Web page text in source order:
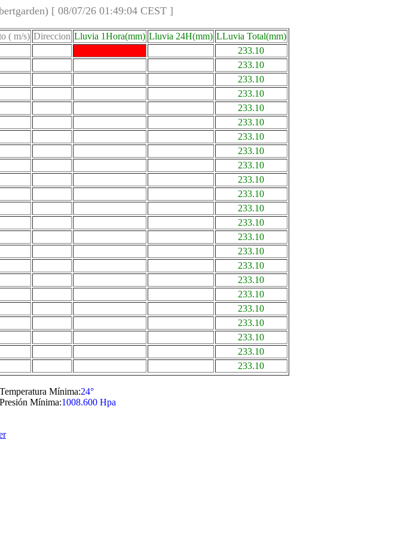
[ 08/07/26 01:49:04 CEST ]
( m/s) Direccion Lluvia 1Hora(mm) Lluvia 24H(mm) LLuvia Total(mm)
233.10
233.10
233.10
233.10
233.10
233.10
233.10
233.10
233.10
233.10
233.10
233.10
233.10
233.10
233.10
233.10
233.10
233.10
233.10
233.10
233.10
233.10
233.10
Mínima:24°
Mínima:1008.600 Hpa